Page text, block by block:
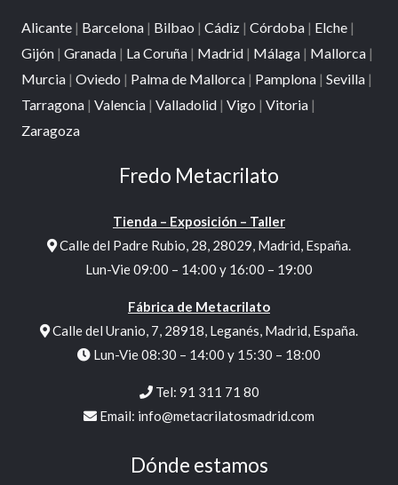
Alicante | Barcelona | Bilbao | Cádiz | Córdoba | Elche |
Gijón | Granada | La Coruña | Madrid | Málaga | Mallorca |
Murcia | Oviedo | Palma de Mallorca | Pamplona | Sevilla |
Tarragona | Valencia | Valladolid | Vigo | Vitoria |
Zaragoza
Fredo Metacrilato
Tienda – Exposición – Taller
Calle del Padre Rubio, 28, 28029, Madrid, España.
Lun-Vie 09:00 – 14:00 y 16:00 – 19:00
Fábrica de Metacrilato
Calle del Uranio, 7, 28918, Leganés, Madrid, España.
Lun-Vie 08:30 – 14:00 y 15:30 – 18:00
Tel: 91 311 71 80
Email: info@metacrilatosmadrid.com
Dónde estamos